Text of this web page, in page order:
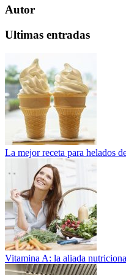
Autor
Ultimas entradas
La mejor receta para helados
Vitamina A: la aliada